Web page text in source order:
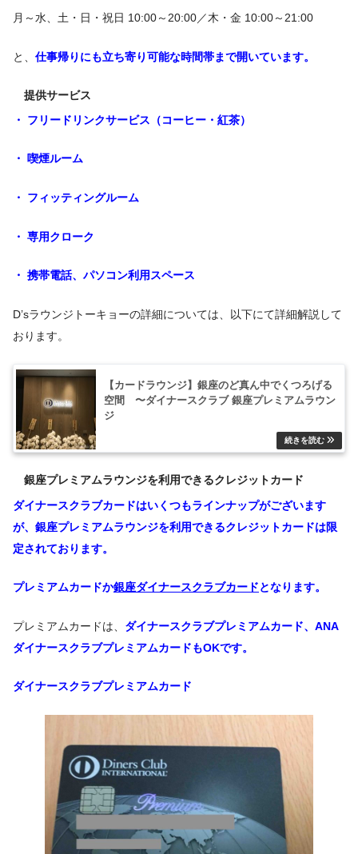
月～水、土・日・祝日 10:00～20:00／木・金 10:00～21:00
と、 仕事帰りにも立ち寄り可能な時間帯まで開いています。
提供サービス
・ フリードリンクサービス（コーヒー・紅茶）
・ 喫煙ルーム
・ フィッティングルーム
・ 専用クローク
・ 携帯電話、パソコン利用スペース
D’sラウンジトーキョーの詳細については、以下にて詳細解説して
おります。
【カードラウンジ】銀座のど真ん中でくつろげる
空間 〜ダイナースクラブ 銀座プレミアムラウン
ジ
銀座プレミアムラウンジを利用できるクレジットカード
ダイナースクラブカードはいくつもラインナップがございます
が、銀座プレミアムラウンジを利用できるクレジットカードは限
定されております。
プレミアムカードか銀座ダイナースクラブカードとなります。
プレミアムカードは、 ダイナースクラブプレミアムカード、ANA
ダイナースクラブプレミアムカードもOKです。
ダイナースクラブプレミアムカード